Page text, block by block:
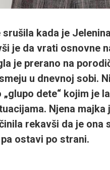
srušila kada je
je da vrati osnovne
je prerano na
u dnevnoj sobi.
„glupo dete“ kojim je
Njena
rekavši da je ona
ostavi po strani.